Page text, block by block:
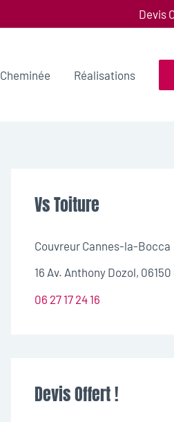
Devis
Cheminée Réalisations
Vs Toiture
Couvreur Cannes-la-Bocca
16 Av. Anthony Dozol,
06 27 17 24 16
Devis Offert !